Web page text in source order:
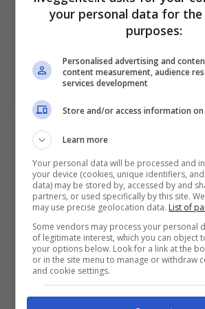
2050€
Bonus Benvenuto Sport: fino
50% sul deposito fino a
1000€
VERIFICA
your personal data for
purposes:
Personalised advertising and
content measurement, audience
services development
Store and/or access information on
Learn more
Your personal data will be processed and
your device (cookies, unique identifiers,
data) may be stored by, accessed by and
partners, or used specifically by this site.
may use precise geolocation data. List of
Some vendors may process your personal
of legitimate interest, which you can object
your options below. Look for a link at the
or in the site menu to manage or withdraw
and cookie settings.